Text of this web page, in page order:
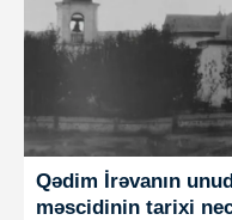
Qədim İrəvanın
məscidinin tarixi